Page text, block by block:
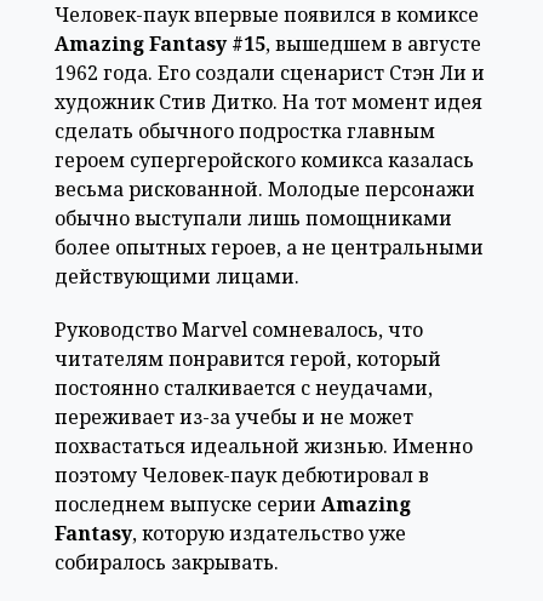
Человек-паук впервые появился в комиксе
Amazing Fantasy #15, вышедшем в августе
1962 года. Его создали сценарист Стэн Ли и
художник Стив Дитко. На тот момент идея
сделать обычного подростка главным
героем супергеройского комикса казалась
весьма рискованной. Молодые персонажи
обычно выступали лишь помощниками
более опытных героев, а не центральными
действующими лицами.
Руководство Marvel сомневалось, что
читателям понравится герой, который
постоянно сталкивается с неудачами,
переживает из-за учебы и не может
похвастаться идеальной жизнью. Именно
поэтому Человек-паук дебютировал в
последнем выпуске серии Amazing
Fantasy, которую издательство уже
собиралось закрывать.